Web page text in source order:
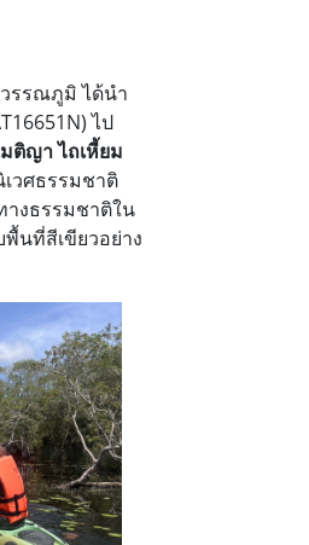
รรณภูมิ ได้นำ
ไป
มติญา ไถเหี้ยม
วศธรรมชาติ
งธรรมชาติใน
นที่สีเขียวอย่าง